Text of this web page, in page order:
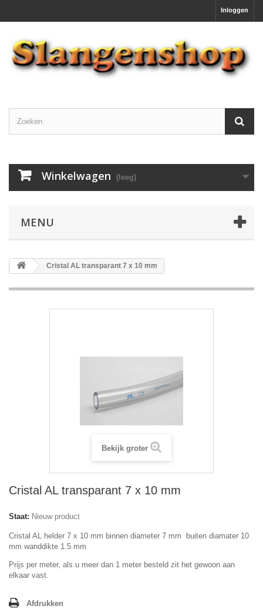
Inloggen
Winkelwagen (leeg)
MENU
Cristal AL transparant 7 x 10 mm
Bekijk groter
Cristal AL transparant 7 x 10 mm
Staat: Nieuw product
Cristal AL helder 7 x 10 mm binnen diameter 7 mm buiten diamater 10
mm wanddikte 1.5 mm
Prijs per meter, als u meer dan 1 meter besteld zit het gewoon aan
elkaar vast.
Afdrukken